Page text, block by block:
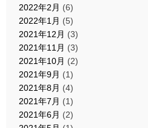
2022年2月 (6)
2022年1月 (5)
2021年12月 (3)
2021年11月 (3)
2021年10月 (2)
2021年9月 (1)
2021年8月 (4)
2021年7月 (1)
2021年6月 (2)